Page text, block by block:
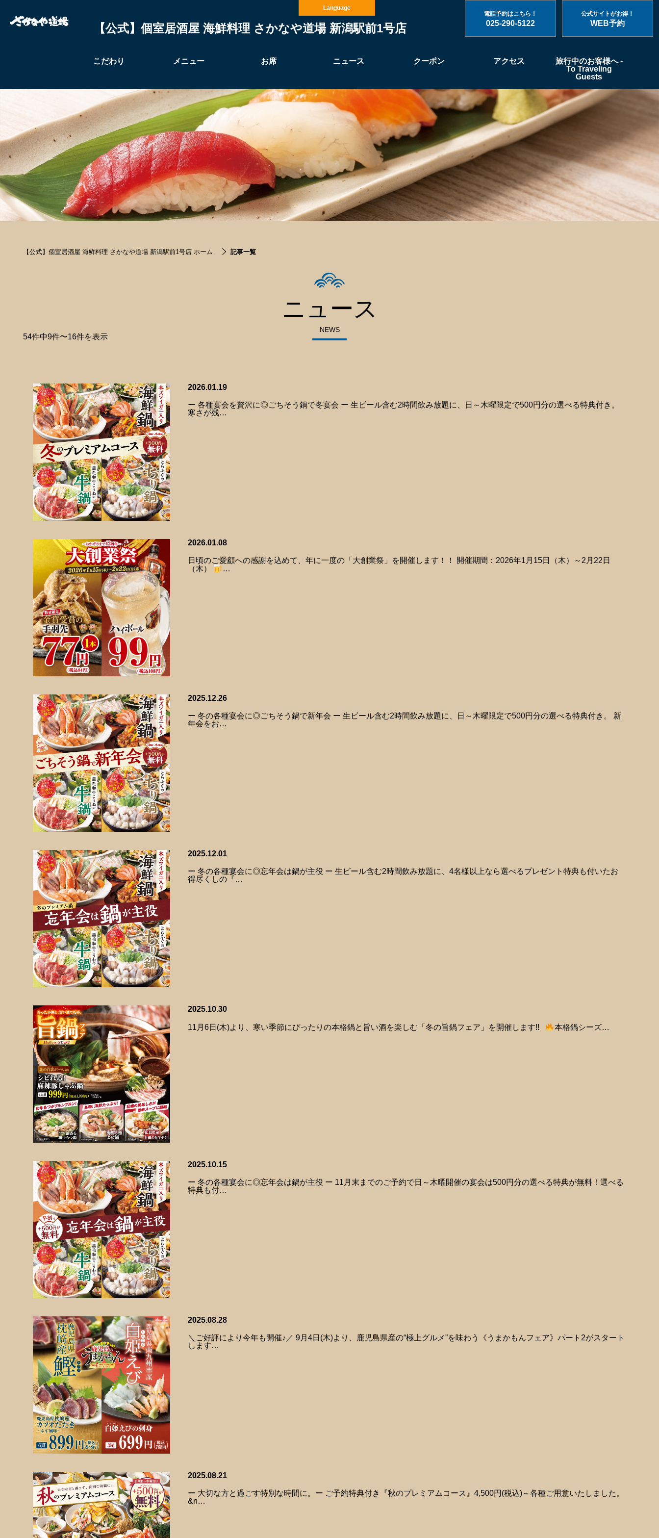
【公式】個室居酒屋 海鮮料理 さかなや道場 新潟駅前1号店
電話予約はこちら！
025-290-5122
公式サイトがお得！
WEB予約
こだわり メニュー お席 ニュース クーポン アクセス
旅行中のお客様へ -
To Traveling
Guests
【公式】個室居酒屋 海鮮料理 さかなや道場 新潟駅前1号店 ホーム 記事一覧
ニュース
NEWS
54件中9件〜16件を表示
2026.01.19
ー 各種宴会を贅沢に◎ごちそう鍋で冬宴会 ー 生ビール含む2時間飲み放題に、日～木曜限定で500円分の選べる特典付き。
寒さが残…
2026.01.08
日頃のご愛顧への感謝を込めて、年に一度の「大創業祭」を開催します！！ 開催期間：2026年1月15日（木）～2月22日
（木）
…
2025.12.26
ー 冬の各種宴会に◎ごちそう鍋で新年会 ー 生ビール含む2時間飲み放題に、日～木曜限定で500円分の選べる特典付き。 新
年会をお…
2025.12.01
ー 冬の各種宴会に◎忘年会は鍋が主役 ー 生ビール含む2時間飲み放題に、4名様以上なら選べるプレゼント特典も付いたお
得尽くしの『…
2025.10.30
11月6日(木)より、寒い季節にぴったりの本格鍋と旨い酒を楽しむ「冬の旨鍋フェア」を開催します!! 本格鍋シーズ…
2025.10.15
ー 冬の各種宴会に◎忘年会は鍋が主役 ー 11月末までのご予約で日～木曜開催の宴会は500円分の選べる特典が無料！選べる
特典も付…
2025.08.28
＼ご好評により今年も開催♪／ 9月4日(木)より、鹿児島県産の“極上グルメ”を味わう《うまかもんフェア》パート2がスタート
します…
2025.08.21
ー 大切な方と過ごす特別な時間に。ー ご予約特典付き『秋のプレミアムコース』4,500円(税込)～各種ご用意いたしました。
&n…
Language